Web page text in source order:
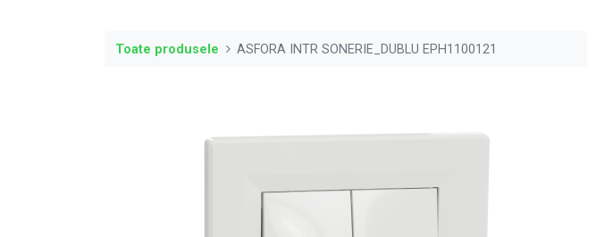
Toate produsele ASFORA INTR SONERIE_DUBLU EPH1100121